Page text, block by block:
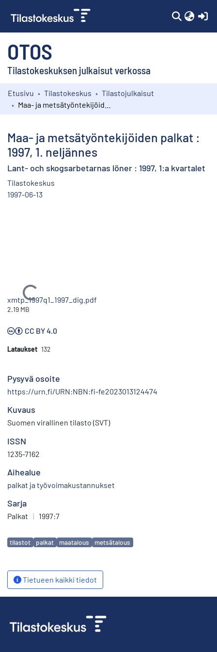
OTOS
Tilastokeskuksen julkaisut verkossa
Kokoelmat
Etusivu Tilastokeskus
Tilastojulkaisut
Maa- ja metsätyöntekijöiden palkat :
1997, 1. neljännes
Lant- och skogsarbetarnas löner : 1997, 1:a kvartalet
Tilastokeskus
1997-06-13
Ladataan...
xmtp_1997q1_1997_dig.pdf
2.19 MB
CC BY 4.0
Lataukset 132
Pysyvä osoite
https://urn.fi/URN:NBN:fi-fe2023013124474
Kuvaus
Suomen virallinen tilasto (SVT)
ISSN
1235-7162
Aihealue
palkat ja työvoimakustannukset
Sarja
Palkat | 1997:7
Avainsanat
tilastot palkat maatalous metsätalous
Tietueen kaikki tiedot